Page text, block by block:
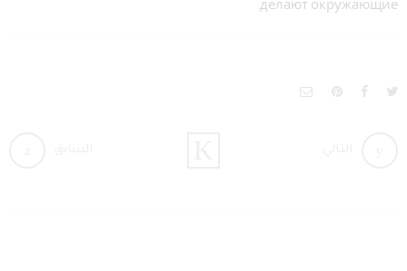
делают окружающие.